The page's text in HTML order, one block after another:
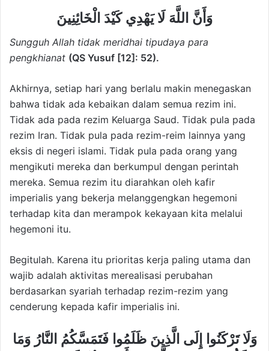
وَأَنَّ اللَّهَ لَا يَهْدِي كَيْدَ الْخَائِنِينَ
Sungguh Allah tidak meridhai tipudaya para
pengkhianat (QS Yusuf [12]: 52).
Akhirnya, setiap hari yang berlalu makin menegaskan
bahwa tidak ada kebaikan dalam semua rezim ini.
Tidak ada pada rezim Keluarga Saud. Tidak pula pada
rezim Iran. Tidak pula pada rezim-reim lainnya yang
eksis di negeri islami. Tidak pula pada orang yang
mengikuti mereka dan berkumpul dengan perintah
mereka. Semua rezim itu diarahkan oleh kafir
imperialis yang bekerja melanggengkan hegemoni
terhadap kita dan merampok kekayaan kita melalui
hegemoni itu.
Begitulah. Karena itu prioritas kerja paling utama dan
wajib adalah aktivitas merealisasi perubahan
berdasarkan syariah terhadap rezim-rezim yang
cenderung kepada kafir imperialis ini.
وَلَا تَرْكَنُوا إِلَى الَّذِينَ ظَلَمُوا فَتَمَسَّكُمُ النَّارُ وَمَا